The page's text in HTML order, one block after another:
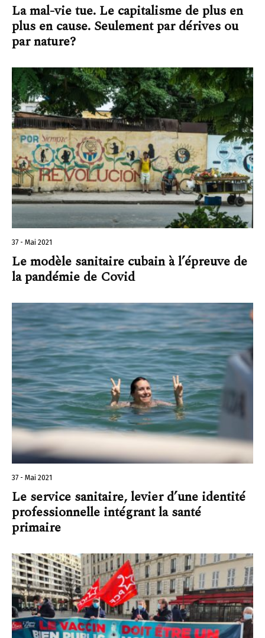
La mal-vie tue. Le capitalisme de plus en
plus en cause. Seulement par dérives ou
par nature?
37 - Mai 2021
Le modèle sanitaire cubain à l’épreuve de
la pandémie de Covid
37 - Mai 2021
Le service sanitaire, levier d’une identité
professionnelle intégrant la santé
primaire